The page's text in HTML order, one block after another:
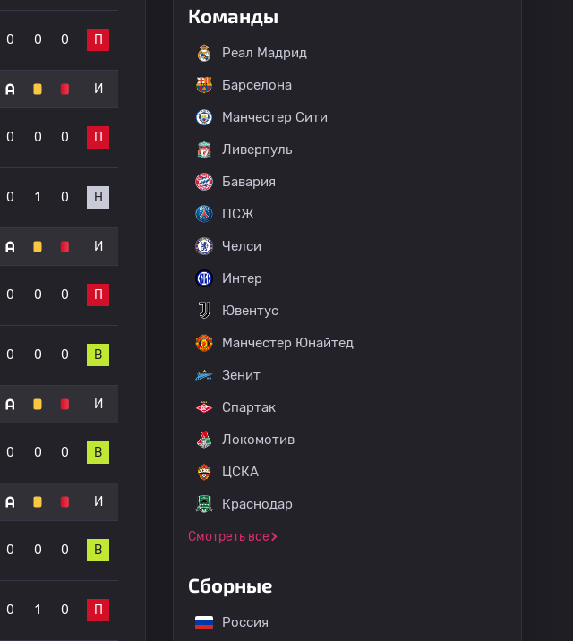
0 0 0 П
И
0 0 0 П
0 1 0 Н
И
0 0 0 П
0 0 0 В
И
0 0 0 В
И
0 0 0 В
0 1 0 П
Команды
Реал Мадрид
Барселона
Манчестер Сити
Ливерпуль
Бавария
ПСЖ
Челси
Интер
Ювентус
Манчестер Юнайтед
Зенит
Спартак
Локомотив
ЦСКА
Краснодар
Смотреть все
Сборные
Россия